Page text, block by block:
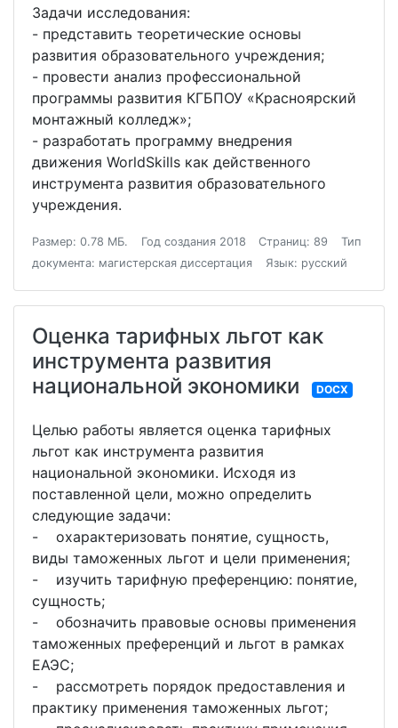
Задачи исследования:
- представить теоретические основы
развития образовательного учреждения;
- провести анализ профессиональной
программы развития КГБПОУ «Красноярский
монтажный колледж»;
- разработать программу внедрения
движения WorldSkills как действенного
инструмента развития образовательного
учреждения.
Размер: 0.78 МБ. Год создания 2018 Страниц: 89
Тип
документа: магистерская диссертация
Язык: русский
Оценка тарифных льгот как
инструмента развития
национальной экономики
DOCX
Целью работы является оценка тарифных
льгот как инструмента развития
национальной экономики. Исходя из
поставленной цели, можно определить
следующие задачи:
- охарактеризовать понятие, сущность,
виды таможенных льгот и цели применения;
- изучить тарифную преференцию: понятие,
сущность;
- обозначить правовые основы применения
таможенных преференций и льгот в рамках
ЕАЭС;
- рассмотреть порядок предоставления и
практику применения таможенных льгот;